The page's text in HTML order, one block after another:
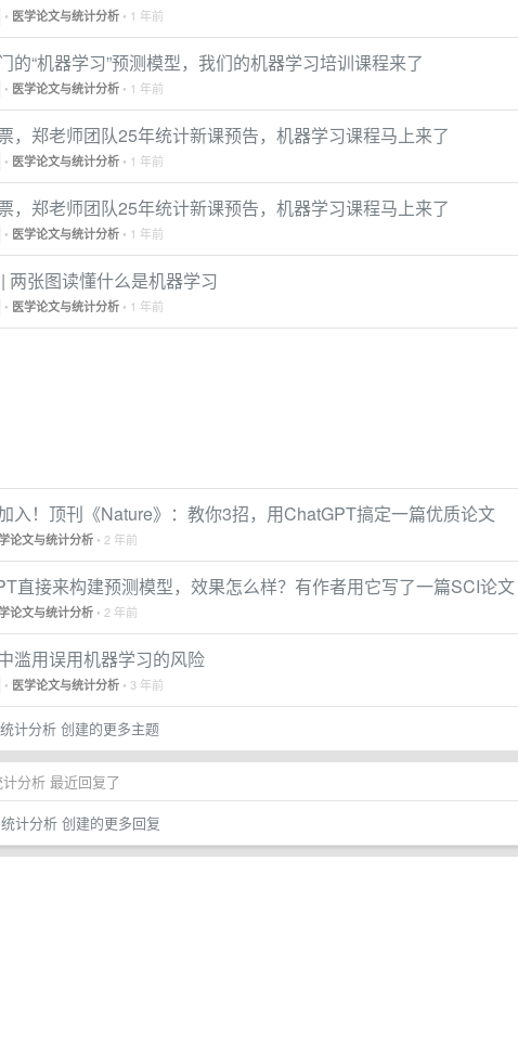
• 医学论文与统计分析 • 1 年前
的“机器学习”预测模型，我们的机器学习培训课程来了
• 医学论文与统计分析 • 1 年前
，郑老师团队25年统计新课预告，机器学习课程马上来了
• 医学论文与统计分析 • 1 年前
，郑老师团队25年统计新课预告，机器学习课程马上来了
• 医学论文与统计分析 • 1 年前
两张图读懂什么是机器学习
• 医学论文与统计分析 • 1 年前
入！顶刊《Nature》：教你3招，用ChatGPT搞定一篇优质论文
论文与统计分析 • 2 年前
直接来构建预测模型，效果怎么样？有作者用它写了一篇SCI论文
论文与统计分析 • 2 年前
滥用误用机器学习的风险
• 医学论文与统计分析 • 3 年前
计分析 创建的更多主题
分析 最近回复了
计分析 创建的更多回复